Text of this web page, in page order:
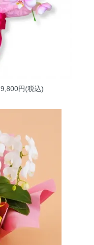
9,800円(税込)